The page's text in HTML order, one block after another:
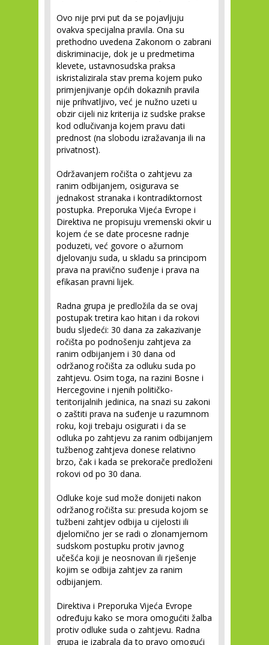
Ovo nije prvi put da se pojavljuju
ovakva specijalna pravila. Ona su
prethodno uvedena Zakonom o zabrani
diskriminacije, dok je u predmetima
klevete, ustavnosudska praksa
iskristalizirala stav prema kojem puko
primjenjivanje općih dokaznih pravila
nije prihvatljivo, već je nužno uzeti u
obzir cijeli niz kriterija iz sudske prakse
kod odlučivanja kojem pravu dati
prednost (na slobodu izražavanja ili na
privatnost).
Održavanjem ročišta o zahtjevu za
ranim odbijanjem, osigurava se
jednakost stranaka i kontradiktornost
postupka. Preporuka Vijeća Evrope i
Direktiva ne propisuju vremenski okvir u
kojem će se date procesne radnje
poduzeti, već govore o ažurnom
djelovanju suda, u skladu sa principom
prava na pravično suđenje i prava na
efikasan pravni lijek.
Radna grupa je predložila da se ovaj
postupak tretira kao hitan i da rokovi
budu sljedeći: 30 dana za zakazivanje
ročišta po podnošenju zahtjeva za
ranim odbijanjem i 30 dana od
održanog ročišta za odluku suda po
zahtjevu. Osim toga, na razini Bosne i
Hercegovine i njenih političko-
teritorijalnih jedinica, na snazi su zakoni
o zaštiti prava na suđenje u razumnom
roku, koji trebaju osigurati i da se
odluka po zahtjevu za ranim odbijanjem
tužbenog zahtjeva donese relativno
brzo, čak i kada se prekorače predloženi
rokovi od po 30 dana.
Odluke koje sud može donijeti nakon
održanog ročišta su: presuda kojom se
tužbeni zahtjev odbija u cijelosti ili
djelomično jer se radi o zlonamjernom
sudskom postupku protiv javnog
učešća koji je neosnovan ili rješenje
kojim se odbija zahtjev za ranim
odbijanjem.
Direktiva i Preporuka Vijeća Evrope
određuju kako se mora omogućiti žalba
protiv odluke suda o zahtjevu. Radna
grupa je izabrala da to pravo omogući